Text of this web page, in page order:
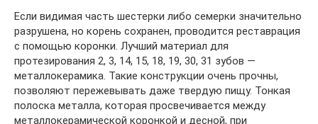
Если видимая часть шестерки либо семерки значительно
разрушена, но корень сохранен, проводится реставрация
с помощью коронки. Лучший материал для
протезирования 2, 3, 14, 15, 18, 19, 30, 31 зубов —
металлокерамика. Такие конструкции очень прочны,
позволяют пережевывать даже твердую пищу. Тонкая
полоска металла, которая просвечивается между
металлокерамической коронкой и десной, при